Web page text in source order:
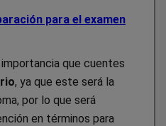
para el examen
que cuentes
, ya que este será la
por lo que será
en términos para